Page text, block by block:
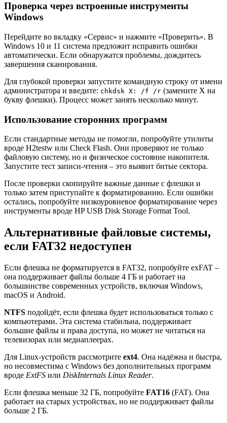
Проверка через встроенные инструменты
Windows
Перейдите во вкладку «Сервис» и нажмите «Проверить». В
Windows 10 и 11 система предложит исправить ошибки
автоматически. Если обнаружатся проблемы, дождитесь
завершения сканирования.
Для глубокой проверки запустите командную строку от имени
администратора и введите: chkdsk X: /f /r (замените X на
букву флешки). Процесс может занять несколько минут.
Использование сторонних программ
Если стандартные методы не помогли, попробуйте утилиты
вроде H2testw или Check Flash. Они проверяют не только
файловую систему, но и физическое состояние накопителя.
Запустите тест записи-чтения – это выявит битые сектора.
После проверки скопируйте важные данные с флешки и
только затем приступайте к форматированию. Если ошибки
остались, попробуйте низкоуровневое форматирование через
инструменты вроде HP USB Disk Storage Format Tool.
Альтернативные файловые системы,
если FAT32 недоступен
Если флешка не форматируется в FAT32, попробуйте exFAT –
она поддерживает файлы больше 4 ГБ и работает на
большинстве современных устройств, включая Windows,
macOS и Android.
NTFS подойдёт, если флешка будет использоваться только с
компьютерами. Эта система стабильна, поддерживает
большие файлы и права доступа, но может не читаться на
телевизорах или медиаплеерах.
Для Linux-устройств рассмотрите ext4. Она надёжна и быстра,
но несовместима с Windows без дополнительных программ
вроде ExtFS или DiskInternals Linux Reader.
Если флешка меньше 32 ГБ, попробуйте FAT16 (FAT). Она
работает на старых устройствах, но не поддерживает файлы
больше 2 ГБ.